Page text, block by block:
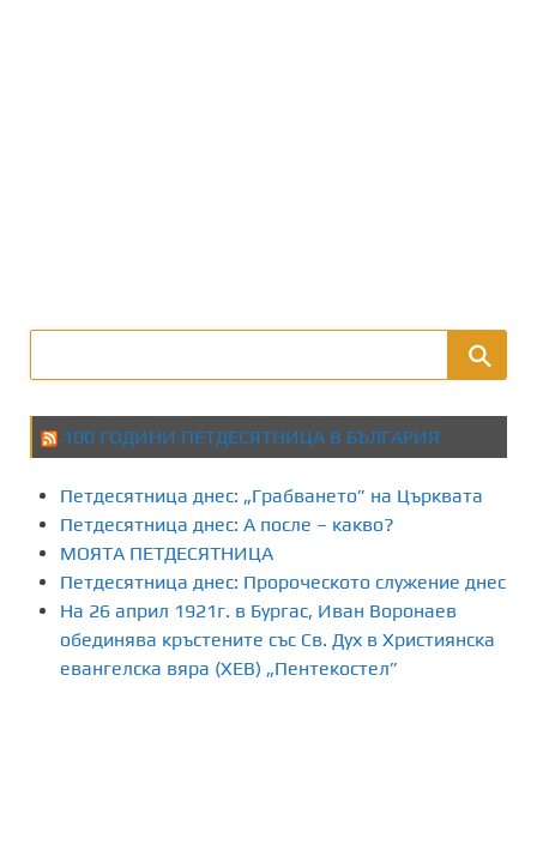
100 ГОДИНИ ПЕТДЕСЯТНИЦА В БЪЛГАРИЯ
Петдесятница днес: „Грабването” на Църквата
Петдесятница днес: А после – какво?
МОЯТА ПЕТДЕСЯТНИЦА
Петдесятница днес: Пророческото служение днес
На 26 април 1921г. в Бургас, Иван Воронаев
обединява кръстените със Св. Дух в Християнска
евангелска вяра (ХЕВ) „Пентекостел”